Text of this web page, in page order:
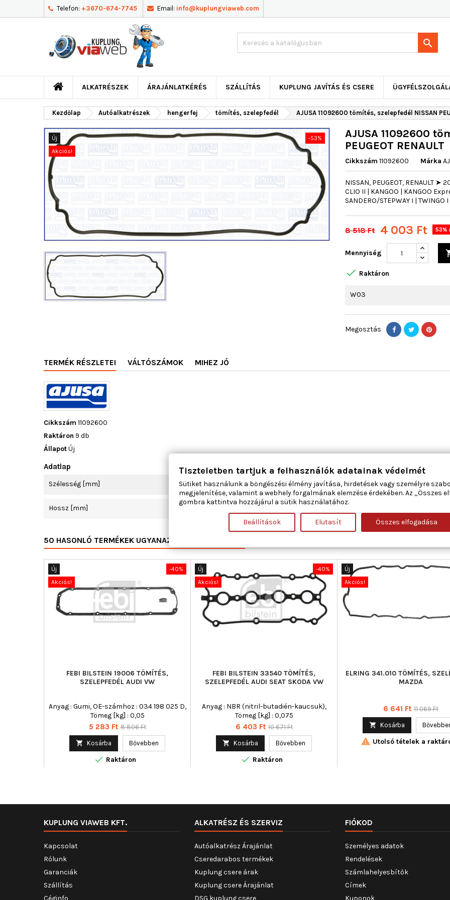
Telefon: +3670-674-7745 Email: info@kuplungviaweb.com

ALKATRÉSZEK ÁRAJÁNLATKÉRÉS SZÁLLÍTÁS KUPLUNG JAVÍTÁS ÉS CSERE
Kezdőlap Autóalkatrészek hengerfej tömítés, szelepfedél AJUSA 11092600 tömítés, szelepfedél NISSAN
Új
-53%
Akciós!
AJUSA 11092600
PEUGEOT RENAULT
Cikkszám 11092600 Márka
NISSAN, PEUGEOT, RENAULT
CLIO II | KANGOO | KANGOO
SANDERO/STEPWAY I | TWINGO
8 518 Ft 4 003 Ft 53%
Mennyiség
 Raktáron
W03
Megosztás
TERMÉK RÉSZLETEI VÁLTÓSZÁMOK MIHEZ JÓ
Cikkszám 11092600
Raktáron 9 db
ÁllapotÚj
Adatlap
Szélesség [mm] 156
Hossz [mm]
50 HASONLÓ TERMÉKEK UGYANAZON KATEGÓRIÁBAN:
-40%
Új
Akciós!
FEBI BILSTEIN 19006 TÖMÍTÉS,
SZELEPFEDÉL AUDI VW
Anyag : Gumi, OE-számhoz : 034 198 025 D,
Tömeg [kg] : 0,05
Ár
5 283 Ft Normál
8 806 Ft
 Kosárba Bővebben
 Raktáron
-40%
Új
Akciós!
FEBI BILSTEIN 33540 TÖMÍTÉS,
SZELEPFEDÉL AUDI SEAT SKODA VW
Anyag : NBR (nitril-butadién-kaucsuk),
Tömeg [kg] : 0,075
Ár
6 403 Ft Normál
10 671 Ft
 Kosárba Bővebben
 Raktáron
Új
Akciós!
ELRING 341.010 TÖMÍTÉS,
MAZDA
Ár
6 641 Ft Normál
11 069 Ft
 Kosárba
 Utolsó tételek a
KUPLUNG VIAWEB KFT.
Kapcsolat
Rólunk
Garanciák
Szállítás
Céginfo
ALKATRÉSZ ÉS SZERVIZ
Autóalkatrész Árajánlat
Cseredarabos termékek
Kuplung csere árak
Kuplung csere Árajánlat
DSG kuplung csere
FIÓKOD
Személyes adatok
Rendelések
Számlahelyesbítők
Címek
Kuponok
Tiszteletben tartjuk a felhasználók adatainak védelmét
Sütiket használunk a böngészési élmény javítása, hirdetések vagy személyre
megjelenítése, valamint a webhely forgalmának elemzése érdekében. Az „Összes
gombra kattintva hozzájárul a sütik használatához.
Beállítások Elutasít Összes elfogadása